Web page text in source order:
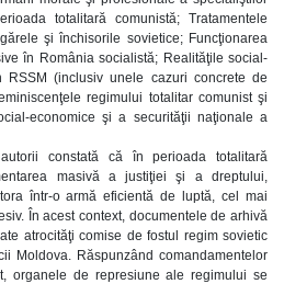
totalitară comunistă; Tratamentele
şi închisorile sovietice; Funcţionarea
în România socialistă; Realităţile social-
(inclusiv unele cazuri concrete de
regimului totalitar comunist şi
economice şi a securităţii naţionale a
constată că în perioada totalitară
masivă a justiţiei şi a dreptului,
într-o armă eficientă de luptă, cel mai
În acest context, documentele de arhivă
atrocităţi comise de fostul regim sovietic
Moldova. Răspunzând comandamentelor
organele de represiune ale regimului se